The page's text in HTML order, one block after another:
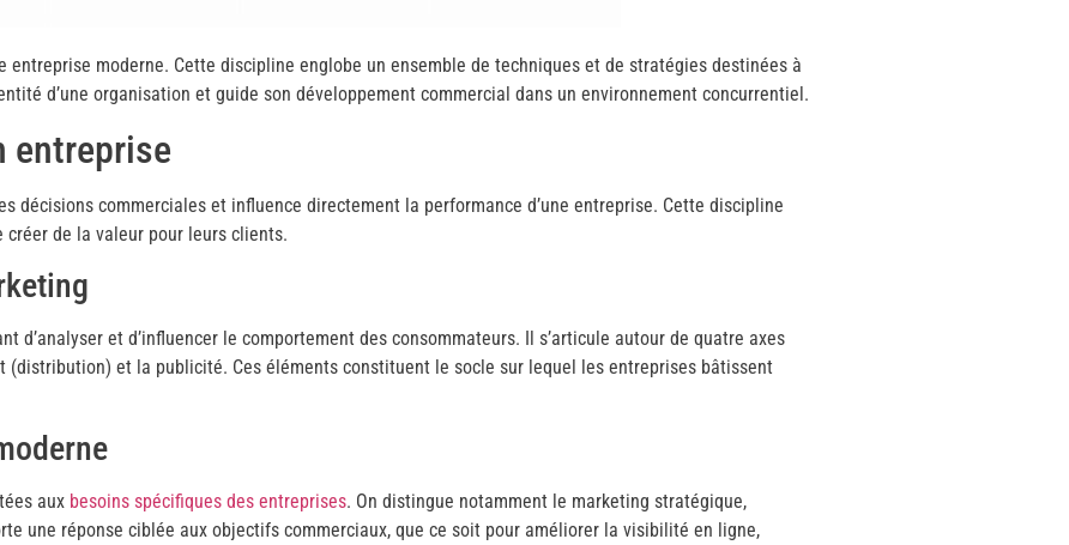
moderne. Cette discipline englobe un ensemble de techniques et de stratégies destinées à
d’une organisation et guide son développement commercial dans un environnement concurrentiel.
entreprise
décisions commerciales et influence directement la performance d’une entreprise. Cette discipline
de la valeur pour leurs clients.
d’analyser et d’influencer le comportement des consommateurs. Il s’articule autour de quatre axes
(distribution) et la publicité. Ces éléments constituent le socle sur lequel les entreprises bâtissent
aux besoins spécifiques des entreprises. On distingue notamment le marketing stratégique,
une réponse ciblée aux objectifs commerciaux, que ce soit pour améliorer la visibilité en ligne,